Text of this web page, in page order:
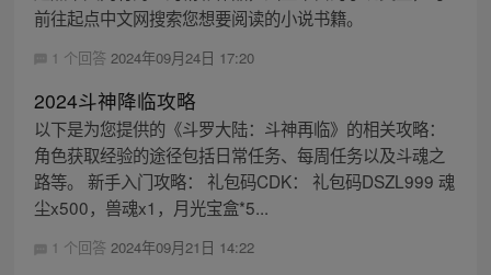
前往起点中文网搜索您想要阅读的小说书籍。
1 个回答 2024年09月24日 17:20
2024斗神降临攻略
以下是为您提供的《斗罗大陆：斗神再临》的相关攻略：
角色获取经验的途径包括日常任务、每周任务以及斗魂之
路等。 新手入门攻略： 礼包码CDK： 礼包码DSZL999 魂
尘x500，兽魂x1，月光宝盒*5...
1 个回答 2024年09月21日 14:22